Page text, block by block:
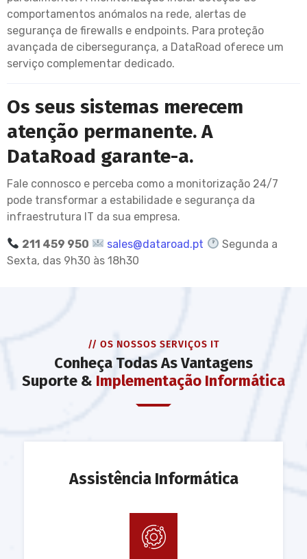
comportamentos anómalos na rede, alertas de
segurança de firewalls e endpoints. Para proteção
avançada de cibersegurança, a DataRoad oferece um
serviço complementar dedicado.
Os seus sistemas merecem
atenção permanente. A
DataRoad garante-a.
Fale connosco e perceba como a monitorização 24/7
pode transformar a estabilidade e segurança da
infraestrutura IT da sua empresa.
211 459 950 sales@dataroad.pt
Segunda a
Sexta, das 9h30 às 18h30
// OS NOSSOS SERVIÇOS IT
Conheça Todas As Vantagens
Suporte & Implementação Informática
Assistência Informática